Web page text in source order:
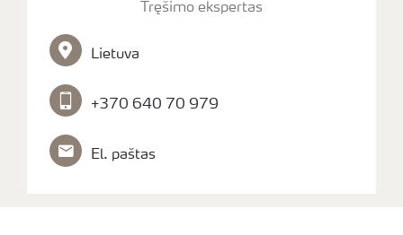
Tręšimo ekspertas
Lietuva
+370 640 70 979
El. paštas